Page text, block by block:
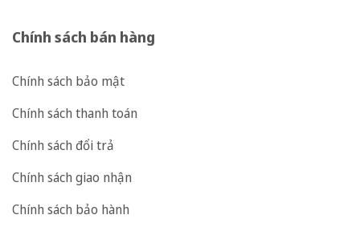
Chính sách bán hàng
Chính sách bảo mật
Chính sách thanh toán
Chính sách đổi trả
Chính sách giao nhận
Chính sách bảo hành